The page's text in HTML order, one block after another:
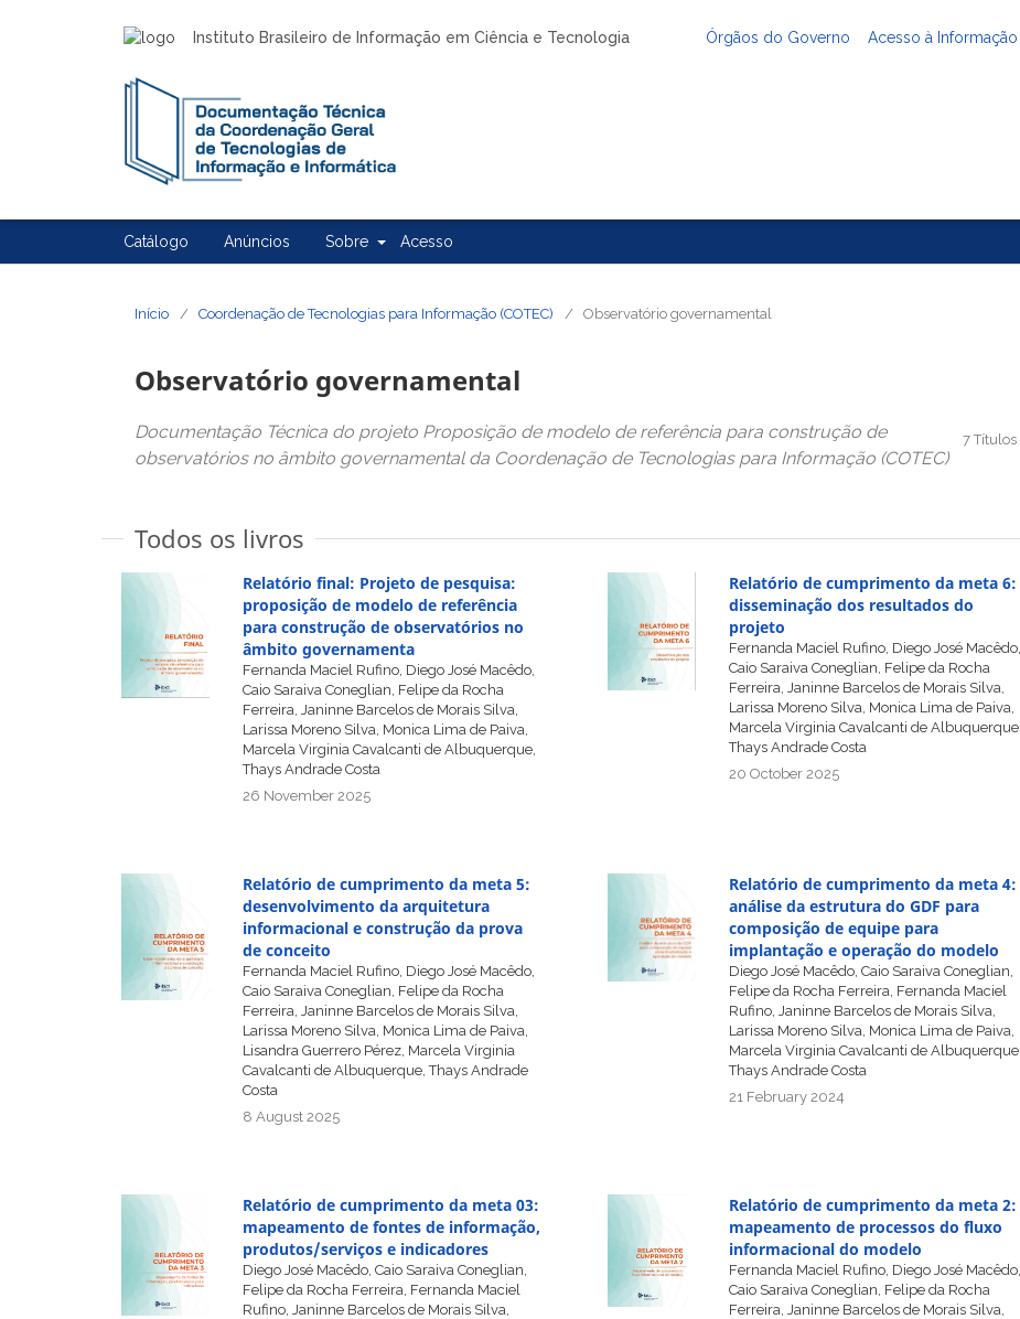
Instituto Brasileiro de Informação em Ciência e Tecnologia Órgãos do Governo Acesso à Informação
Catálogo Anúncios Sobre Acesso
Início / Coordenação de Tecnologias para Informação (COTEC) / Observatório governamental
Observatório governamental
7 Títulos
Documentação Técnica do projeto Proposição de modelo de referência para construção de
observatórios no âmbito governamental da Coordenação de Tecnologias para Informação (COTEC)
Todos os livros
Relatório final: Projeto de pesquisa:
proposição de modelo de referência
para construção de observatórios no
âmbito governamenta
Fernanda Maciel Rufino, Diego José Macêdo,
Caio Saraiva Coneglian, Felipe da Rocha
Ferreira, Janinne Barcelos de Morais Silva,
Larissa Moreno Silva, Monica Lima de Paiva,
Marcela Virginia Cavalcanti de Albuquerque,
Thays Andrade Costa
26 November 2025
Relatório de cumprimento da meta 6:
disseminação dos resultados do
projeto
Fernanda Maciel Rufino, Diego José Macêdo,
Caio Saraiva Coneglian, Felipe da Rocha
Ferreira, Janinne Barcelos de Morais Silva,
Larissa Moreno Silva, Monica Lima de Paiva,
Marcela Virginia Cavalcanti de Albuquerque,
Thays Andrade Costa
20 October 2025
Relatório de cumprimento da meta 5:
desenvolvimento da arquitetura
informacional e construção da prova
de conceito
Fernanda Maciel Rufino, Diego José Macêdo,
Caio Saraiva Coneglian, Felipe da Rocha
Ferreira, Janinne Barcelos de Morais Silva,
Larissa Moreno Silva, Monica Lima de Paiva,
Lisandra Guerrero Pérez, Marcela Virginia
Cavalcanti de Albuquerque, Thays Andrade
Costa
8 August 2025
Relatório de cumprimento da meta 4:
análise da estrutura do GDF para
composição de equipe para
implantação e operação do modelo
Diego José Macêdo, Caio Saraiva Coneglian,
Felipe da Rocha Ferreira, Fernanda Maciel
Rufino, Janinne Barcelos de Morais Silva,
Larissa Moreno Silva, Monica Lima de Paiva,
Marcela Virginia Cavalcanti de Albuquerque,
Thays Andrade Costa
21 February 2024
Relatório de cumprimento da meta 03:
mapeamento de fontes de informação,
produtos/serviços e indicadores
Diego José Macêdo, Caio Saraiva Coneglian,
Felipe da Rocha Ferreira, Fernanda Maciel
Rufino, Janinne Barcelos de Morais Silva,
Relatório de cumprimento da meta 2:
mapeamento de processos do fluxo
informacional do modelo
Fernanda Maciel Rufino, Diego José Macêdo,
Caio Saraiva Coneglian, Felipe da Rocha
Ferreira, Janinne Barcelos de Morais Silva,